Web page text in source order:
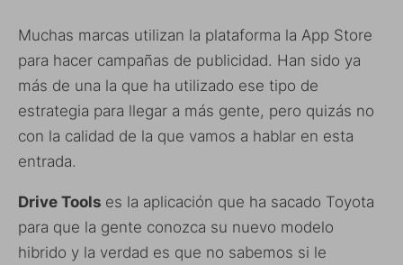
Muchas marcas utilizan la plataforma la App Store
para hacer campañas de publicidad. Han sido ya
más de una la que ha utilizado ese tipo de
estrategia para llegar a más gente, pero quizás no
con la calidad de la que vamos a hablar en esta
entrada.
Drive Tools es la aplicación que ha sacado Toyota
para que la gente conozca su nuevo modelo
hibrido y la verdad es que no sabemos si le